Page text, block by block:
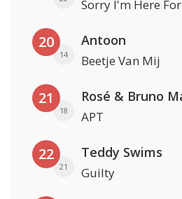
Sorry I'm Here
20
14
Antoon
Beetje Van Mij
21
18
Rosé & Bruno
APT
22
21
Teddy Swims
Guilty